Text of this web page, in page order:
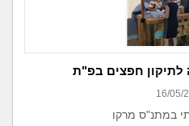
16/05/
במתנ"ס מרקו